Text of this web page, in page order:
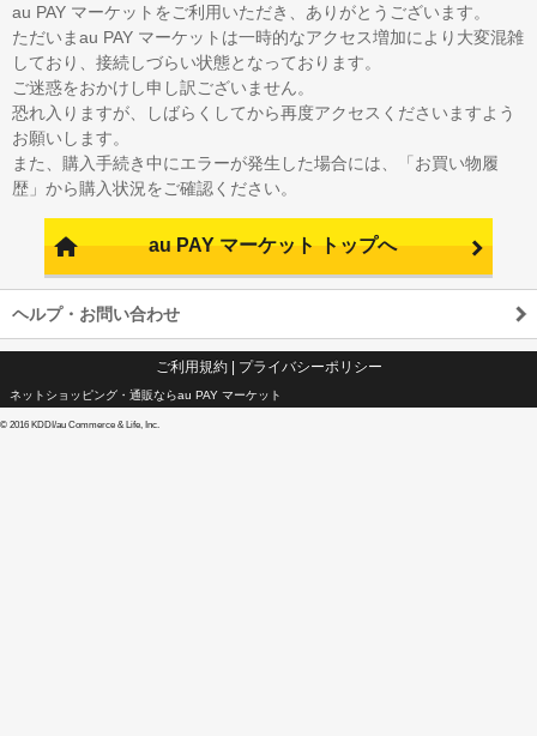
au PAY マーケットをご利用いただき、ありがとうございます。
ただいまau PAY マーケットは一時的なアクセス増加により大変混雑
しており、接続しづらい状態となっております。
ご迷惑をおかけし申し訳ございません。
恐れ入りますが、しばらくしてから再度アクセスくださいますよう
お願いします。
また、購入手続き中にエラーが発生した場合には、「お買い物履
歴」から購入状況をご確認ください。
au PAY マーケット トップへ
ヘルプ・お問い合わせ
ご利用規約| プライバシーポリシー
ネットショッピング・通販ならau PAY マーケット
© 2016 KDDI/au Commerce & Life, Inc.